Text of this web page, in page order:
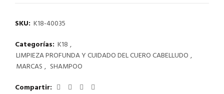
SKU: K18-40035
Categorías: K18 ,
LIMPIEZA PROFUNDA Y CUIDADO DEL CUERO CABELLUDO ,
MARCAS , SHAMPOO
Compartir